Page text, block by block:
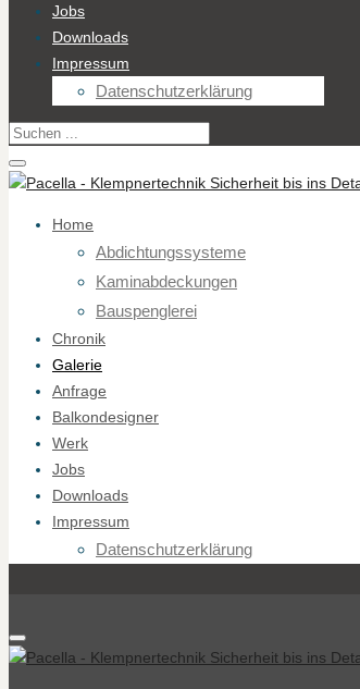
Jobs
Downloads
Impressum
Datenschutzerklärung
Home
Abdichtungssysteme
Kaminabdeckungen
Bauspenglerei
Chronik
Galerie
Anfrage
Balkondesigner
Werk
Jobs
Downloads
Impressum
Datenschutzerklärung